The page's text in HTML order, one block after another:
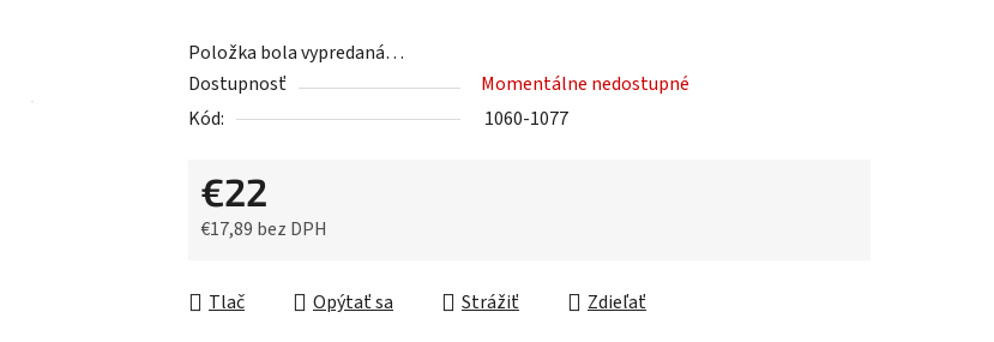
Položka bola vypredaná…
Dostupnosť
Momentálne nedostupné
Kód:
1060-1077
€22
€17,89 bez DPH
Tlač
Opýtať sa Strážiť Zdieľať